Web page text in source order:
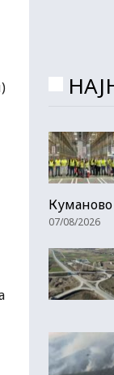
Куманово
07/08/2026